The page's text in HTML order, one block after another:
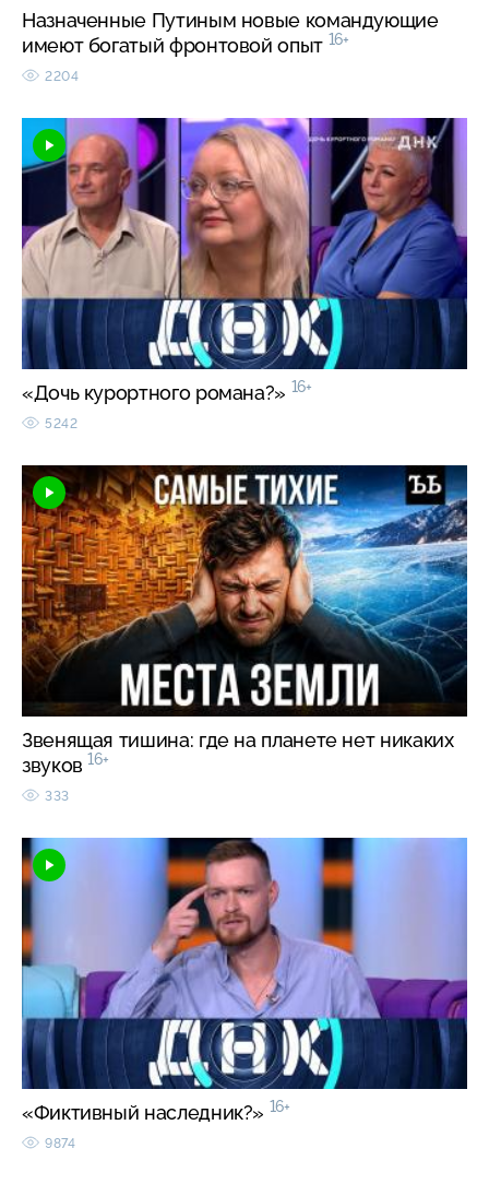
Назначенные Путиным новые командующие
имеют богатый фронтовой опыт 16+
2204
«Дочь курортного романа?» 16+
5242
Звенящая тишина: где на планете нет никаких
звуков 16+
333
«Фиктивный наследник?» 16+
9874